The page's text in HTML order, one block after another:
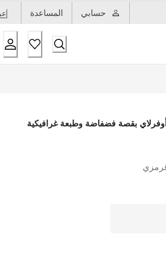
حسابي المساعدة
بقصة فضفاضة وطبعة غرافيكية